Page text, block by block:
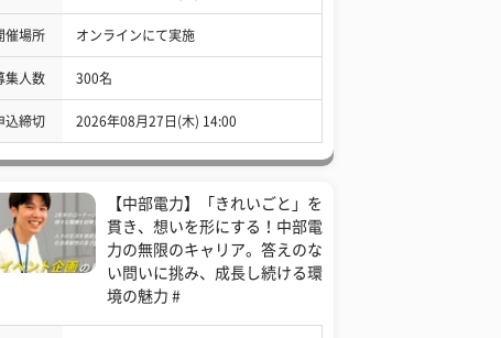
催場所 オンラインにて実施
集人数 300名
込締切 2026年08月27日(木) 14:00
【中部電力】「きれいごと」を
貫き、想いを形にする！中部電
力の無限のキャリア。答えのな
い問いに挑み、成長し続ける環
境の魅力 #